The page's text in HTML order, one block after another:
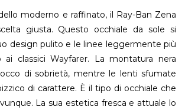
moderno e raffinato, il Ray-Ban Zena
giusta. Questo occhiale da sole si
design pulito e le linee leggermente più
classici Wayfarer. La montatura nera
di sobrietà, mentre le lenti sfumate
di carattere. È il tipo di occhiale che
La sua estetica fresca e attuale lo